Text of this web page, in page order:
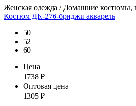
Женская одежда / Домашние
Костюм ДК-276-бриджи акварель
50
52
60
Цена
1738 ₽
Оптовая цена
1305 ₽